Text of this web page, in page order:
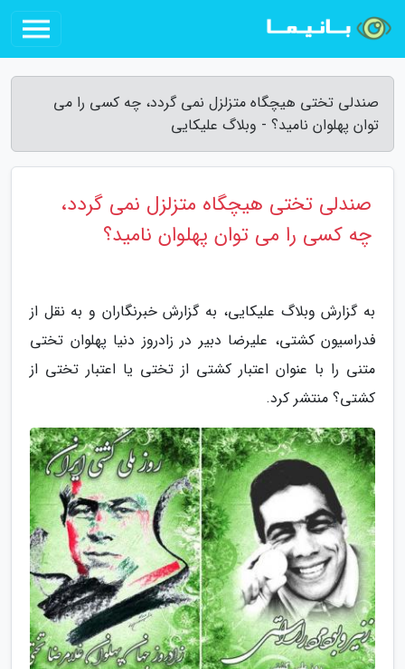
صندلی تختی هیچگاه متزلزل نمی گردد، چه کسی را می
توان پهلوان نامید؟ - وبلاگ علیکایی
صندلی تختی هیچگاه متزلزل نمی گردد،
چه کسی را می توان پهلوان نامید؟
به گزارش وبلاگ علیکایی، به گزارش خبرنگاران و به نقل از
فدراسیون کشتی، علیرضا دبیر در زادروز دنیا پهلوان تختی
متنی را با عنوان اعتبار کشتی از تختی یا اعتبار تختی از
کشتی؟ منتشر کرد.